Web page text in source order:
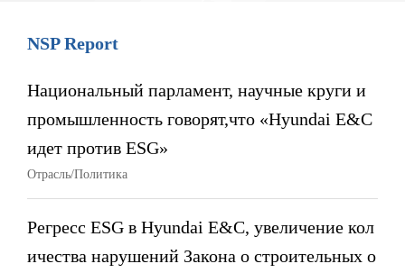
NSP Report
Национальный парламент, научные круги и
промышленность говорят,что «Hyundai E&C
идет против ESG»
Отрасль/Политика
Регресс ESG в Hyundai E&C, увеличение кол
ичества нарушений Закона о строительных о